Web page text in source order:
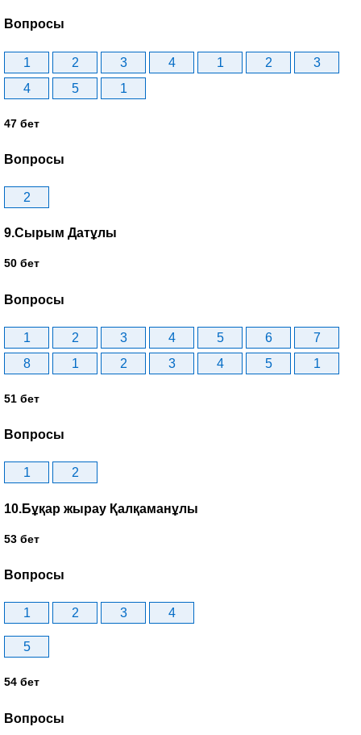
Вопросы
1 2 3 4 1 2
3
4
5 1
47 бет
Вопросы
2
9.Сырым Датұлы
50 бет
Вопросы
1 2 3 4 5 6
7
8
1 2 3 4 5 1
51 бет
Вопросы
1 2
10.Бұқар жырау Қалқаманұлы
53 бет
Вопросы
1 2 3 4
5
54 бет
Вопросы